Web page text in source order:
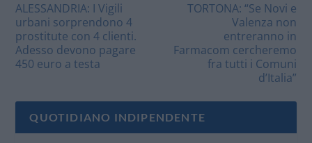
ALESSANDRIA: I Vigili
urbani sorprendono 4
prostitute con 4 clienti.
Adesso devono pagare
450 euro a testa
TORTONA: “Se Novi e
Valenza non
entreranno in
Farmacom cercheremo
fra tutti i Comuni
d’Italia”
QUOTIDIANO INDIPENDENTE